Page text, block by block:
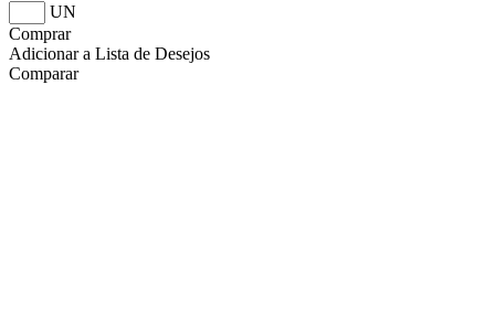
UN
Comprar
Adicionar a Lista de Desejos
Comparar